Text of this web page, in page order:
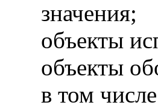
значения;
объекты
объекты
в том